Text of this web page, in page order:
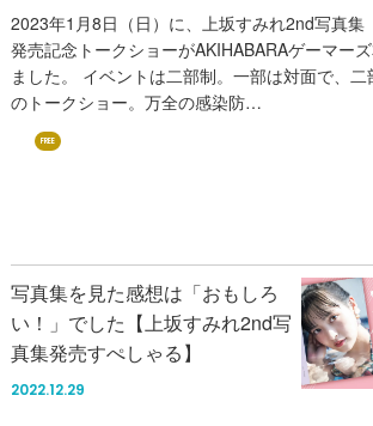
2023年1月8日（日）に、上坂すみれ2nd写真集
発売記念トークショーがAKIHABARAゲーマー
ました。 イベントは二部制。一部は対面で、
のトークショー。万全の感染防…
FREE
写真集を見た感想は「おもしろ
い！」でした【上坂すみれ2nd写
真集発売すぺしゃる】
2022.12.29